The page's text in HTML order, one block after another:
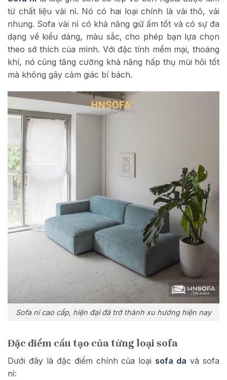
từ chất liệu vải nỉ. Nó có hai loại chính là vải thô, vải
nhung. Sofa vải nỉ có khả năng giữ ấm tốt và có sự đa
dạng về kiểu dáng, màu sắc, cho phép bạn lựa chọn
theo sở thích của mình. Với đặc tính mềm mại, thoáng
khí, nó cũng tăng cường khả năng hấp thụ mùi hôi tốt
mà không gây cảm giác bí bách.
Sofa nỉ cao cấp, hiện đại đã trở thành xu hướng hiện nay
Đặc điểm cấu tạo của từng loại sofa
Dưới đây là đặc điểm chính của loại sofa da và sofa
nỉ: